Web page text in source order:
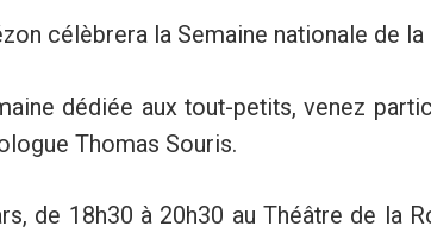
célèbrera la Semaine nationale de
dédiée aux tout-petits, venez
Thomas Souris.
de 18h30 à 20h30 au Théâtre de la